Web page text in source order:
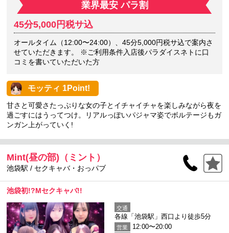
業界最安 パラ割
45分5,000円税サ込
オールタイム（12:00〜24:00）、45分5,000円税サ込で案内さ
せていただきます。 ※ご利用条件入店後パラダイスネトに口
コミを書いていただいた方
モッティ 1Point!
甘さと可愛さたっぷりな女の子とイチャイチャを楽しみながら夜を
過ごすにはうってつけ。リアルっぽいパジャマ姿でボルテージもガ
ンガン上がっていく!
Mint(昼の部)（ミント）
池袋駅 / セクキャバ・おっパブ
池袋初!?Mセクキャバ!!
交通
各線「池袋駅」西口より徒歩5分
営業 12:00〜20:00